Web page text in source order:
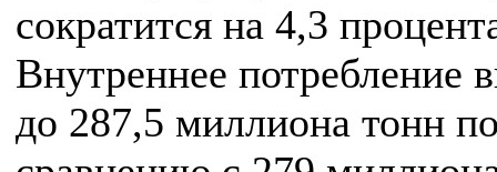
сократится на 4,3
Внутреннее потребление
до 287,5 миллиона тонн